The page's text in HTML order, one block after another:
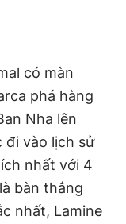
có màn
phá hàng
Nha lên
đi vào lịch sử
nhất với 4
bàn thắng
nhất, Lamine